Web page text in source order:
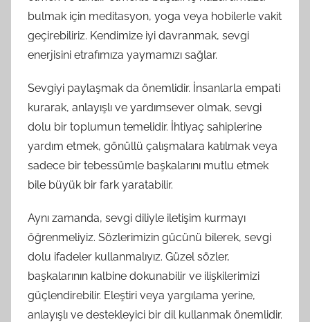
bulmak için meditasyon, yoga veya hobilerle vakit
geçirebiliriz. Kendimize iyi davranmak, sevgi
enerjisini etrafımıza yaymamızı sağlar.
Sevgiyi paylaşmak da önemlidir. İnsanlarla empati
kurarak, anlayışlı ve yardımsever olmak, sevgi
dolu bir toplumun temelidir. İhtiyaç sahiplerine
yardım etmek, gönüllü çalışmalara katılmak veya
sadece bir tebessümle başkalarını mutlu etmek
bile büyük bir fark yaratabilir.
Aynı zamanda, sevgi diliyle iletişim kurmayı
öğrenmeliyiz. Sözlerimizin gücünü bilerek, sevgi
dolu ifadeler kullanmalıyız. Güzel sözler,
başkalarının kalbine dokunabilir ve ilişkilerimizi
güçlendirebilir. Eleştiri veya yargılama yerine,
anlayışlı ve destekleyici bir dil kullanmak önemlidir.